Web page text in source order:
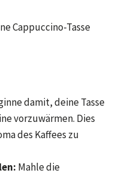
Cappuccino-Tasse
damit, deine Tasse
vorzuwärmen. Dies
des Kaffees zu
Mahle die